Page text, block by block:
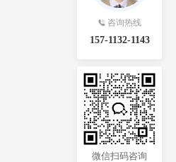
咨询热线
157-1132-1143
微信扫码咨询